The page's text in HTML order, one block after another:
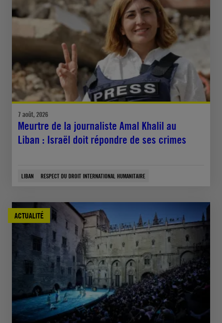
7 août, 2026
Meurtre de la journaliste Amal Khalil au
Liban : Israël doit répondre de ses crimes
LIBAN RESPECT DU DROIT INTERNATIONAL HUMANITAIRE
ACTUALITÉ